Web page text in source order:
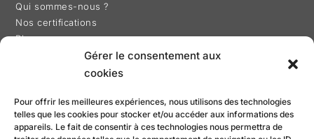
Gérer le consentement aux
cookies
Pour offrir les meilleures expériences, nous utilisons des technologies
telles que les cookies pour stocker et/ou accéder aux informations des
appareils. Le fait de consentir à ces technologies nous permettra de
Qui sommes-nous ?
Nos certifications
Blog
RÉALISATION